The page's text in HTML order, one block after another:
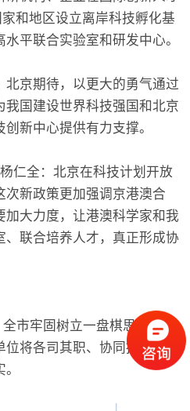
和地区设立离岸科技孵化基
平联合实验室和研发中心。
京期待，以更大的勇气通过
国建设世界科技强国和北京
新中心提供有力支撑。
仁全：北京在科技计划开放
次新政策更加强调京港澳合
大力度，让港澳科学家和我
、联合培养人才，真正形成协
市牢固树立一盘棋思想，对
将各司其职、协同推进，确